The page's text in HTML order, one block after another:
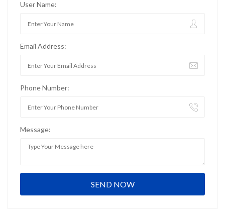
User Name:
Email Address:
Phone Number:
Message: